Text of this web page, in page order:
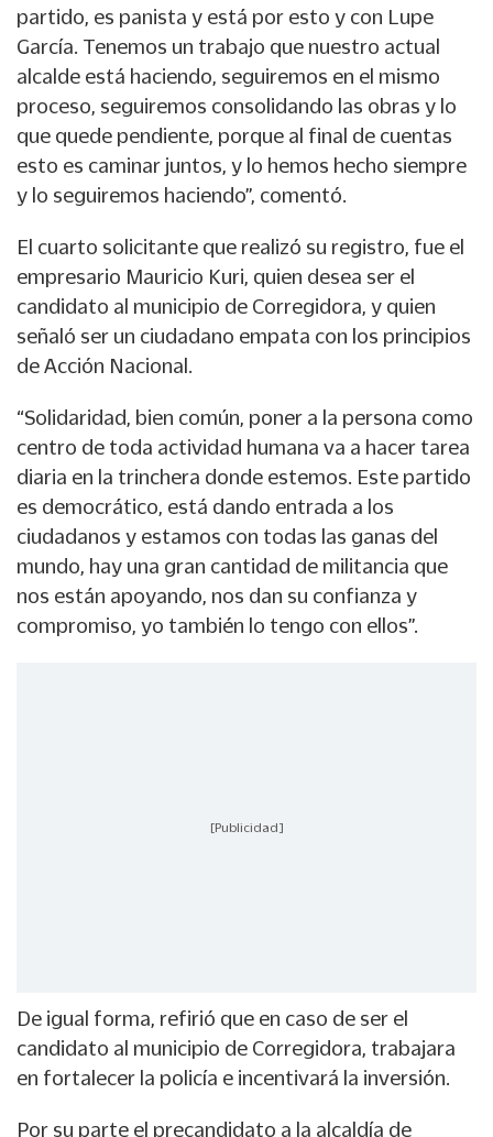
partido, es panista y está por esto y con Lupe
García. Tenemos un trabajo que nuestro actual
alcalde está haciendo, seguiremos en el mismo
proceso, seguiremos consolidando las obras y lo
que quede pendiente, porque al final de cuentas
esto es caminar juntos, y lo hemos hecho siempre
y lo seguiremos haciendo”, comentó.
El cuarto solicitante que realizó su registro, fue el
empresario Mauricio Kuri, quien desea ser el
candidato al municipio de Corregidora, y quien
señaló ser un ciudadano empata con los principios
de Acción Nacional.
“Solidaridad, bien común, poner a la persona como
centro de toda actividad humana va a hacer tarea
diaria en la trinchera donde estemos. Este partido
es democrático, está dando entrada a los
ciudadanos y estamos con todas las ganas del
mundo, hay una gran cantidad de militancia que
nos están apoyando, nos dan su confianza y
compromiso, yo también lo tengo con ellos”.
[Publicidad]
De igual forma, refirió que en caso de ser el
candidato al municipio de Corregidora, trabajara
en fortalecer la policía e incentivará la inversión.
Por su parte el precandidato a la alcaldía de